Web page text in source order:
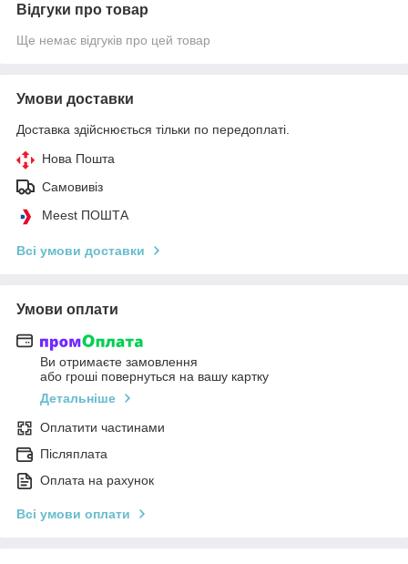
Відгуки про товар
Ще немає відгуків про цей товар
Умови доставки
Доставка здійснюється тільки по передоплаті.
Нова Пошта
Самовивіз
Meest ПОШТА
Всі умови доставки
Умови оплати
Ви отримаєте замовлення
або гроші повернуться на вашу картку
Детальніше
Оплатити частинами
Післяплата
Оплата на рахунок
Всі умови оплати